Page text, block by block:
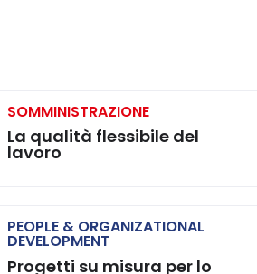
SOMMINISTRAZIONE
La qualità flessibile del
lavoro
PEOPLE & ORGANIZATIONAL
DEVELOPMENT
Progetti su misura per lo